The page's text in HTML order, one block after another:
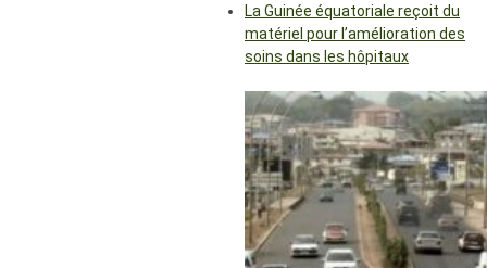
La Guinée équatoriale reçoit du
matériel pour l’amélioration des
soins dans les hôpitaux